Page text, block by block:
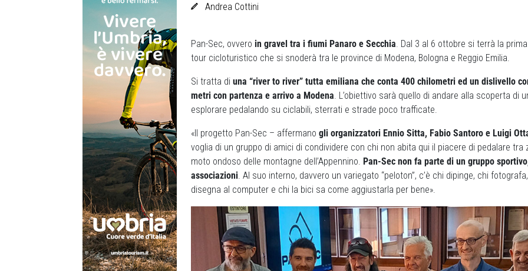
Andrea Cottini
Pan-Sec, ovvero in gravel tra i fiumi Panaro e Secchia. Dal 3 al 6 ottobre si terrà la
tour cicloturistico che si snoderà tra le province di Modena, Bologna e Reggio Emilia.
Si tratta di una “river to river” tutta emiliana che conta 400 chilometri ed un dislivello
metri con partenza e arrivo a Modena. L’obiettivo sarà quello di andare alla scoperta di
esplorare pedalando su ciclabili, sterrati e strade poco trafficate.
«Il progetto Pan-Sec – affermano gli organizzatori Ennio Sitta, Fabio Santoro e Luigi
voglia di un gruppo di amici di condividere con chi non abita qui il piacere di pedalare tra
moto ondoso delle montagne dell’Appennino. Pan-Sec non fa parte di un gruppo
associazioni. Al suo interno, davvero un variegato “peloton”, c’è chi dipinge, chi
disegna al computer e chi la bici sa come aggiustarla per bene».